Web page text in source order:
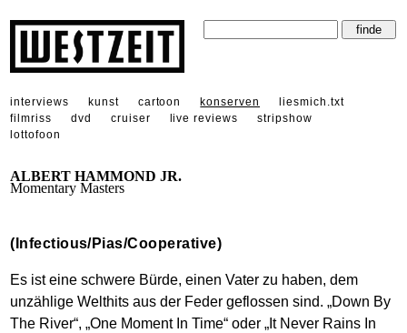
interviews kunst cartoon konserven
liesmich.txt
filmriss
dvd cruiser live reviews
stripshow
lottofoon
ALBERT HAMMOND JR.
Momentary Masters
(Infectious/Pias/Cooperative)
Es ist eine schwere Bürde, einen Vater zu haben, dem
unzählige Welthits aus der Feder geflossen sind. „Down By
The River“, „One Moment In Time“ oder „It Never Rains In